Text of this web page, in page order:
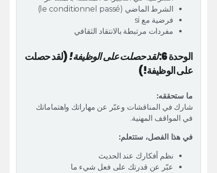
الشرط الماضي (le conditionnel passé)
فرضية مع si
مفردات مرتبطة بالانتقاد الثقافي
الوحدة 6: لقد حصلت على الوظيفة!(لقد حصلت
على الوظيفة!)
ما ستحققه:
شارك في المناقشات وعبّر عن مهاراتك واهتماماتك
في المواقف المهنية.
في هذا الفصل، ستتعلم:
نظم أفكارك عند الحديث
عبّر عن قدرتك على فعل شيء ما